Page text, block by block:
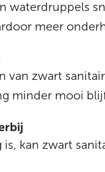
waterdruppels
meer
van zwart
minder mooi
kan zwart